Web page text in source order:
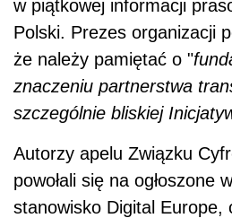
w piątkowej informacji
Polski. Prezes organizacji
że należy pamiętać o "
znaczeniu partnerstwa
szczególnie bliskiej
Autorzy apelu Związku
powołali się na ogłoszone
stanowisko Digital Europe,